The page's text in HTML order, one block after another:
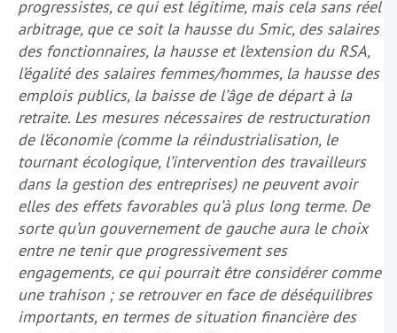
progressistes, ce qui est légitime, mais cela sans réel
arbitrage, que ce soit la hausse du Smic, des salaires
des fonctionnaires, la hausse et l’extension du RSA,
l’égalité des salaires femmes/hommes, la hausse des
emplois publics, la baisse de l’âge de départ à la
retraite. Les mesures nécessaires de restructuration
de l’économie (comme la réindustrialisation, le
tournant écologique, l’intervention des travailleurs
dans la gestion des entreprises) ne peuvent avoir
elles des effets favorables qu’à plus long terme. De
sorte qu’un gouvernement de gauche aura le choix
entre ne tenir que progressivement ses
engagements, ce qui pourrait être considérer comme
une trahison ; se retrouver en face de déséquilibres
importants, en termes de situation financière des